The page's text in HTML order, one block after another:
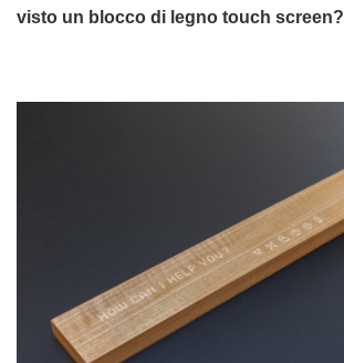
visto un blocco di legno touch screen?